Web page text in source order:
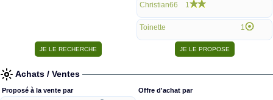
Christian66 1
Toinette 1
Achats / Ventes
Proposé à la vente par Offre d'achat par